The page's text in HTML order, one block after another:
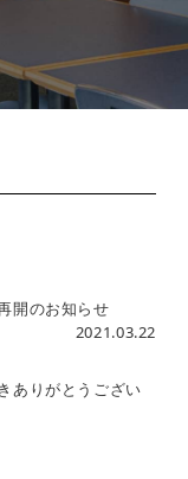
開のお知らせ
2021.03.22
ありがとうござい